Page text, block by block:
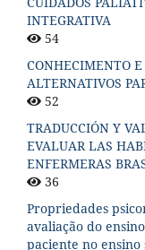
INTEGRATIVA
54
CONHECIMENTO
ALTERNATIVOS
52
TRADUCCIÓN Y
EVALUAR LAS
ENFERMERAS
36
Propriedades
avaliação do
paciente no